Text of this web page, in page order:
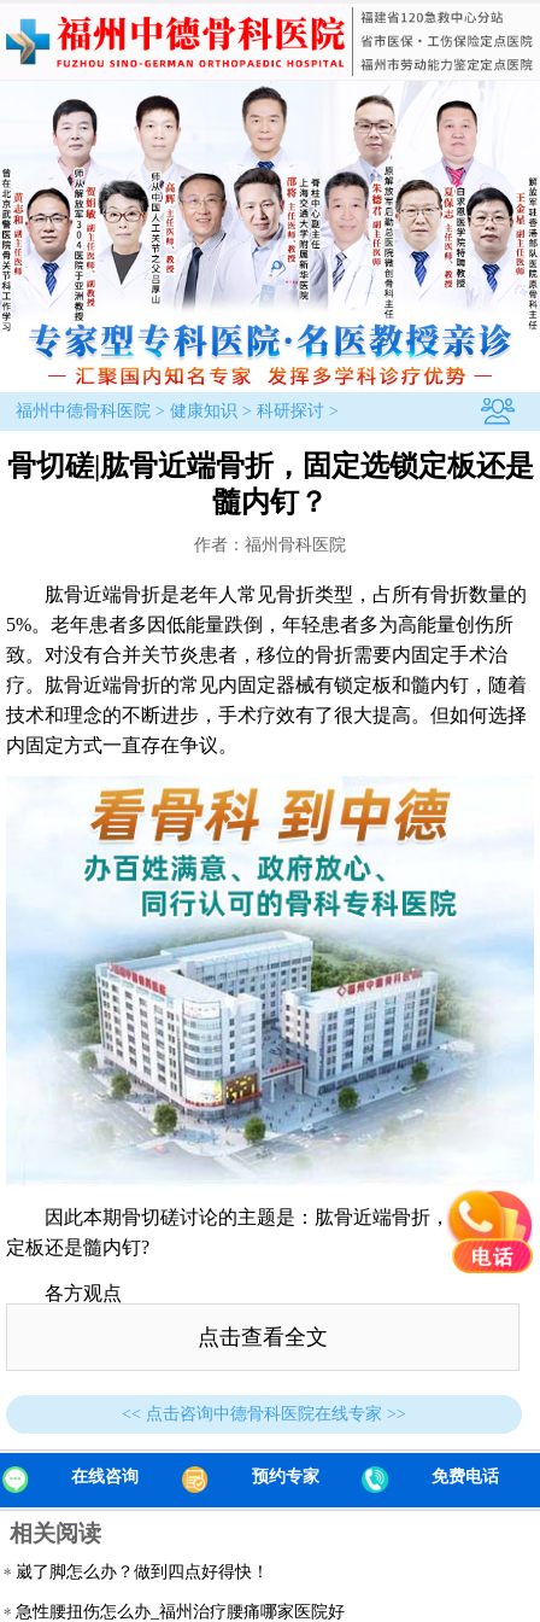
福州中德骨科医院> 健康知识 > 科研探讨>
骨切磋|肱骨近端骨折，固定选锁定板还是
髓内钉？
作者：福州骨科医院
肱骨近端骨折是老年人常见骨折类型，占所有骨折数量的
5%。老年患者多因低能量跌倒，年轻患者多为高能量创伤所
致。对没有合并关节炎患者，移位的骨折需要内固定手术治
疗。肱骨近端骨折的常见内固定器械有锁定板和髓内钉，随着
技术和理念的不断进步，手术疗效有了很大提高。但如何选择
内固定方式一直存在争议。
因此本期骨切磋讨论的主题是：肱骨近端骨折，固定选锁
定板还是髓内钉?
各方观点
Matthew F等[1]回顾性研究认为，锁定板与其他固定方式
相比，无强力证据证明哪种技术更优。
G.Boudard等[2]对67例肱骨近端骨折(1例为双侧)进行了对
现，尽管现有研究中锁定板和髓内钉疗效没有差异，但前者似
乎更不易被接受，且更激进。
Mauro E.C.GracitelliPhD等[3]随机对72例2部分或3部分肱骨
近端骨折患者进行锁定板或锁定髓内钉固定治疗。术后12个月
随访发现，两组临床和影像学结果类似，髓内钉组并发症和再
点击查看全文
<< 点击咨询中德骨科医院在线专家 >>
在线咨询 预约专家 免费电话
相关阅读
崴了脚怎么办？做到四点好得快！
急性腰扭伤怎么办_福州治疗腰痛哪家医院好